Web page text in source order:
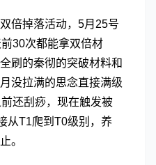
倍掉落活动，5月25号
30次都能拿双倍材
刷的秦彻的突破材料和
没拉满的思念直接满级
还刮痧，现在触发被
从T1爬到T0级别，养
。